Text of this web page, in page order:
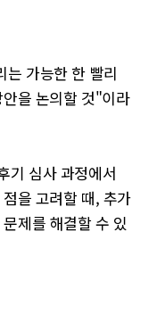
는 가능한 한 빨리
을 논의할 것"이라
기 심사 과정에서
을 고려할 때, 추가
제를 해결할 수 있